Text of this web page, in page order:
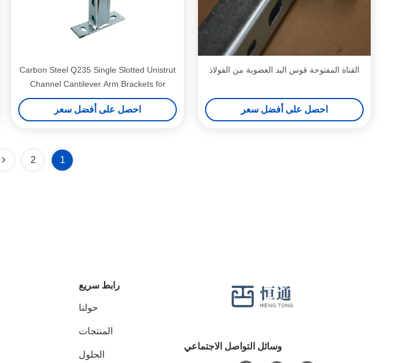
القناة المفتوحة قوس اليد العضوية من الفولاذ
احصل على أفضل سعر
Carbon Steel Q235 Single Slotted Unistrut
Channel Cantilever Arm Brackets for
Support with 150mm-500mm Length
احصل على أفضل سعر
1
2
وسائل التواصل الاجتماعي
رابط سريع
حولنا
المنتجات
الحلول